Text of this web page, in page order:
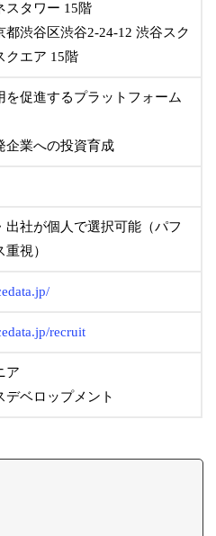
スタワー 15階
都渋谷区渋谷2-24-12 渋谷スク
クエア 15階
を促進するプラットフォーム
企業への投資育成
出社が個人で選択可能（パフ
視）
recruit
ア
デベロップメント